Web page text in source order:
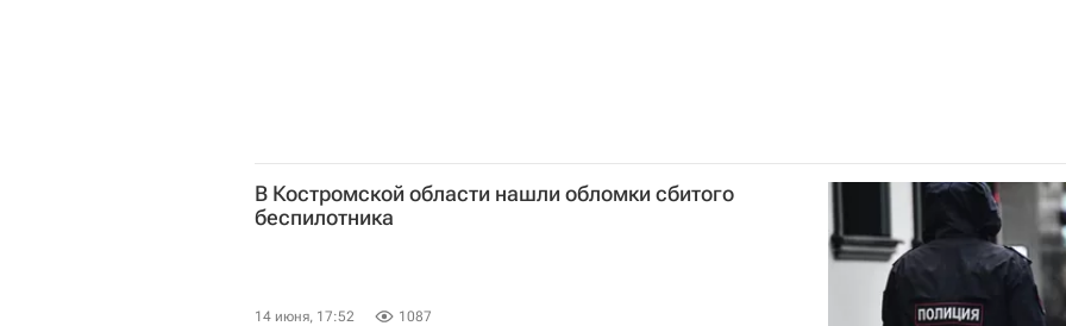
В Костромской области нашли обломки сбитого
беспилотника
14 июня, 17:52 1087